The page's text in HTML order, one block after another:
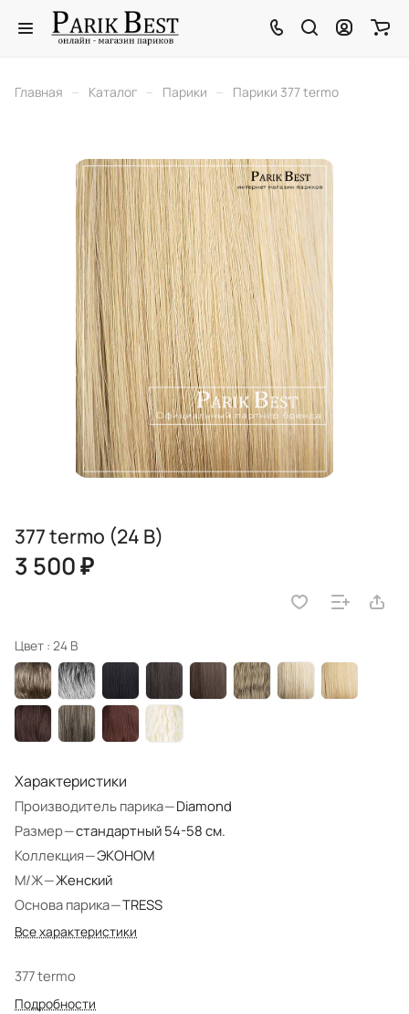
Главная – Каталог – Парики – Парики 377 termo
377 termo (24 B)
3 500 ₽
Цвет : 24 B
Характеристики
Производитель парика—Diamond
Размер—стандартный 54-58 см.
Коллекция—ЭКОНОМ
М/Ж—Женский
Основа парика—TRESS
Все характеристики
377 termo
Подробности